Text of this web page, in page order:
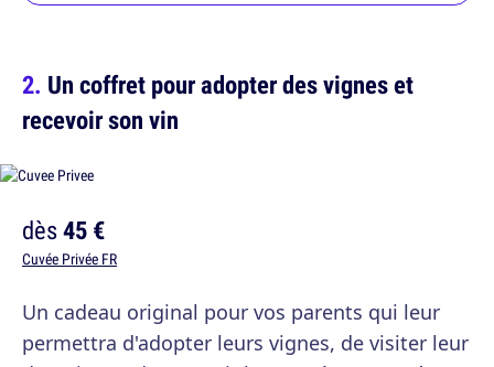
Un coffret pour adopter des vignes et
recevoir son vin
dès45 €
Cuvée Privée FR
Un cadeau original pour vos parents qui leur
permettra d'adopter leurs vignes, de visiter leur